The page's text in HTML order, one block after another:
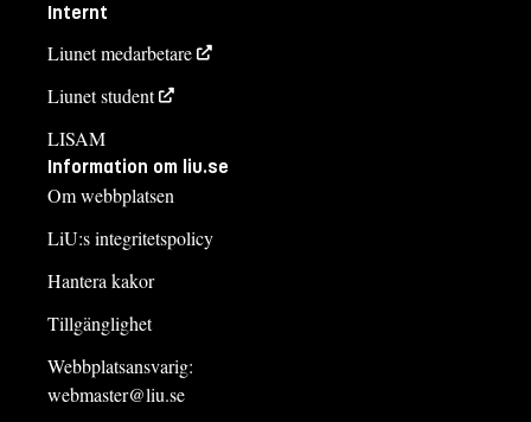
Internt
Liunet medarbetare
Liunet student
LISAM
Information om liu.se
Om webbplatsen
LiU:s integritetspolicy
Hantera kakor
Tillgänglighet
Webbplatsansvarig:
webmaster@liu.se